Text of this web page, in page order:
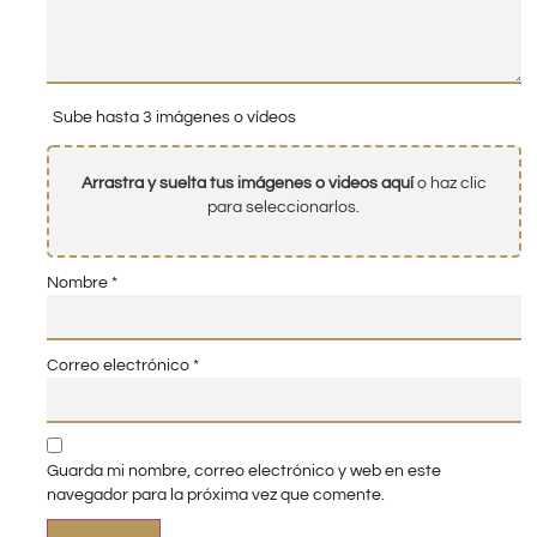
Sube hasta 3 imágenes o vídeos
Arrastra y suelta tus imágenes o videos aquío haz clic
para seleccionarlos.
Nombre *
Correo electrónico *
Guarda mi nombre, correo electrónico y web en este
navegador para la próxima vez que comente.